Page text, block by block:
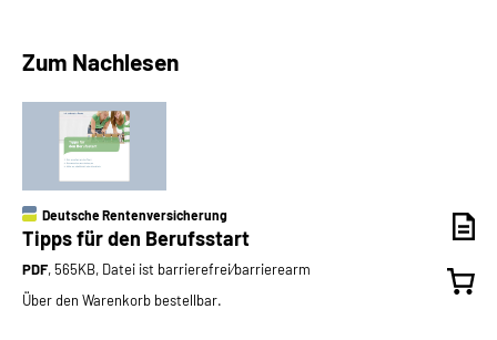
Zum Nachlesen
Deutsche Rentenversicherung
Tipps für den Berufsstart
PDF, 565KB, Datei ist barrierefrei⁄barrierearm
Über den Warenkorb bestellbar.